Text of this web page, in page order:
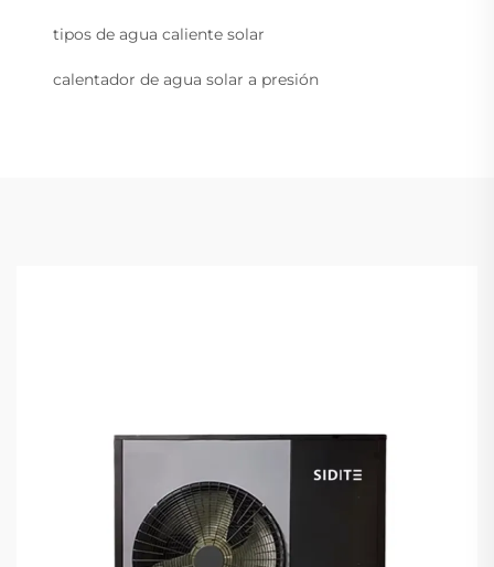
tipos de agua caliente solar
calentador de agua solar a presión